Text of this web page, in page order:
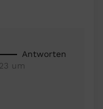
um
Antworten